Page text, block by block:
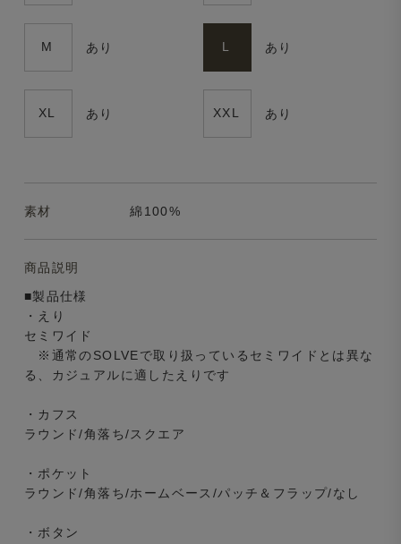
M あり L あり
XL あり XXL あり
素材 綿100%
商品説明
■製品仕様
・えり
セミワイド
※通常のSOLVEで取り扱っているセミワイドとは異な
る、カジュアルに適したえりです
・カフス
ラウンド/角落ち/スクエア
・ポケット
ラウンド/角落ち/ホームベース/パッチ＆フラップ/なし
・ボタン